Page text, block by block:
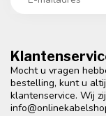
Mocht u vragen
bestelling, kunt u
klantenservice. Wij